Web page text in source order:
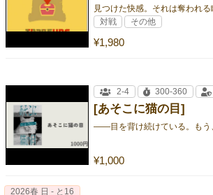
¥1,980
対戦 その他
[あそこに猫の目]
――目を背け続けている。もう
¥1,000
2-4 300-360
2026春 日 - と16